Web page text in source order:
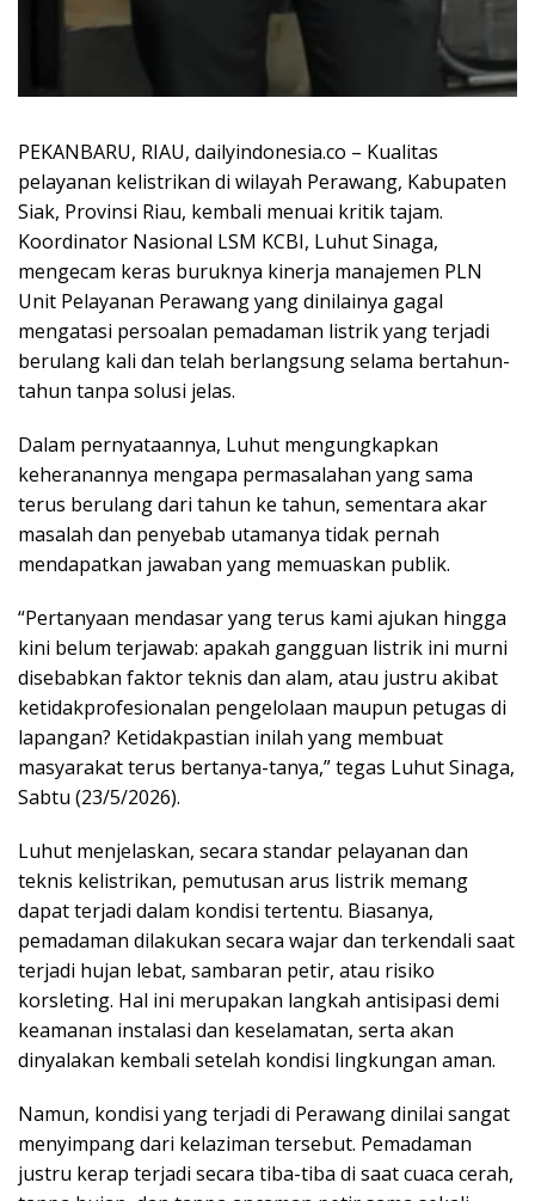
PEKANBARU, RIAU, dailyindonesia.co – Kualitas
pelayanan kelistrikan di wilayah Perawang, Kabupaten
Siak, Provinsi Riau, kembali menuai kritik tajam.
Koordinator Nasional LSM KCBI, Luhut Sinaga,
mengecam keras buruknya kinerja manajemen PLN
Unit Pelayanan Perawang yang dinilainya gagal
mengatasi persoalan pemadaman listrik yang terjadi
berulang kali dan telah berlangsung selama bertahun-
tahun tanpa solusi jelas.
Dalam pernyataannya, Luhut mengungkapkan
keheranannya mengapa permasalahan yang sama
terus berulang dari tahun ke tahun, sementara akar
masalah dan penyebab utamanya tidak pernah
mendapatkan jawaban yang memuaskan publik.
“Pertanyaan mendasar yang terus kami ajukan hingga
kini belum terjawab: apakah gangguan listrik ini murni
disebabkan faktor teknis dan alam, atau justru akibat
ketidakprofesionalan pengelolaan maupun petugas di
lapangan? Ketidakpastian inilah yang membuat
masyarakat terus bertanya-tanya,” tegas Luhut Sinaga,
Sabtu (23/5/2026).
Luhut menjelaskan, secara standar pelayanan dan
teknis kelistrikan, pemutusan arus listrik memang
dapat terjadi dalam kondisi tertentu. Biasanya,
pemadaman dilakukan secara wajar dan terkendali saat
terjadi hujan lebat, sambaran petir, atau risiko
korsleting. Hal ini merupakan langkah antisipasi demi
keamanan instalasi dan keselamatan, serta akan
dinyalakan kembali setelah kondisi lingkungan aman.
Namun, kondisi yang terjadi di Perawang dinilai sangat
menyimpang dari kelaziman tersebut. Pemadaman
justru kerap terjadi secara tiba-tiba di saat cuaca cerah,